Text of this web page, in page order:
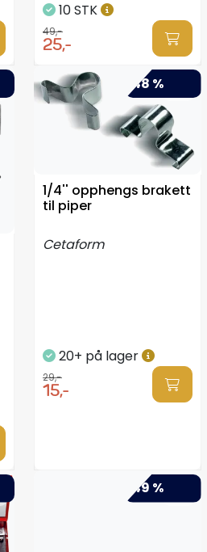
10 STK
49,-
25,-
-48 %
1/4'' opphengs brakett
til piper
Cetaform
20+ på lager
29,-
15,-
-49 %